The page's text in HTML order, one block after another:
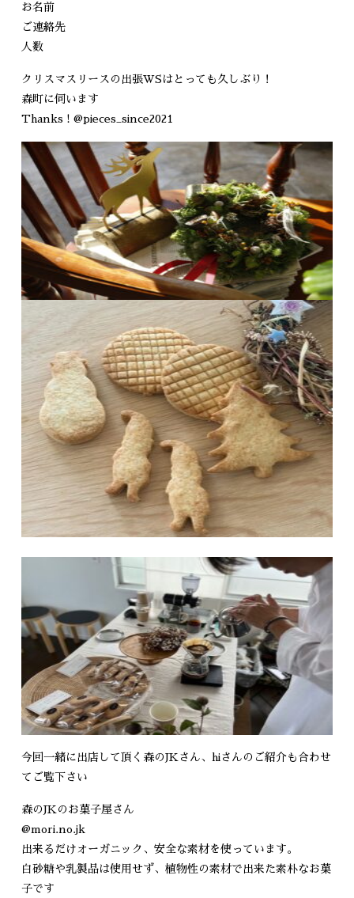
お名前
ご連絡先
人数
クリスマスリースの出張WSはとっても久しぶり！
森町に伺います
Thanks ! @pieces_since2021
今回一緒に出店して頂く森のJKさん、hiさんのご紹介も合わせ
てご覧下さい
森のJKのお菓子屋さん
@mori.no.jk
出来るだけオーガニック、安全な素材を使っています。
白砂糖や乳製品は使用せず、植物性の素材で出来た素朴なお菓
子です